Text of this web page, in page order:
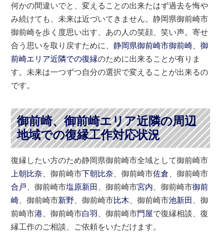
何かの間違いでと、変えることの出来たはず過去を悔や
み続けても、未来は近づいてきません。静岡県御前崎市
御前崎を歩く度思い出す、あの人の笑顔、笑い声。寄せ
合う思いを取り戻すために、静岡県御前崎市御前崎、御
前崎エリア近隣での復縁のために出来ることが有りま
す。未来は一つずつ自分の選択で変えることが出来るの
です。
御前崎、御前崎エリア近隣の周辺
地域での復縁工作対応状況
復縁したい方のため静岡県御前崎市全域として御前崎市
上朝比奈 、御前崎市下朝比奈 、御前崎市佐倉 、御前崎市
合戸 、御前崎市塩原新田 、御前崎市宮内 、御前崎市御前
崎 、御前崎市新野 、御前崎市比木 、御前崎市池新田
、御
前崎市港 、御前崎市白羽 、御前崎市門屋で復縁相談、復
縁工作のご相談、ご依頼をいただけます。